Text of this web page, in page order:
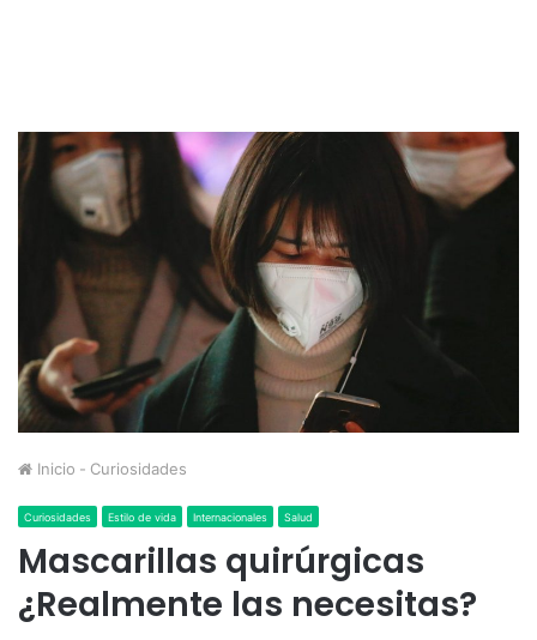
Inicio - Curiosidades
Curiosidades Estilo de vida Internacionales Salud
Mascarillas quirúrgicas
¿Realmente las necesitas?